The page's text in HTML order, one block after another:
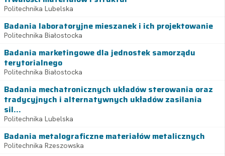
Politechnika Lubelska
Badania laboratoryjne mieszanek i ich projektowanie
Politechnika Białostocka
Badania marketingowe dla jednostek samorządu
terytorialnego
Politechnika Białostocka
Badania mechatronicznych układów sterowania oraz
tradycyjnych i alternatywnych układów zasilania
sil...
Politechnika Lubelska
Badania metalograficzne materiałów metalicznych
Politechnika Rzeszowska